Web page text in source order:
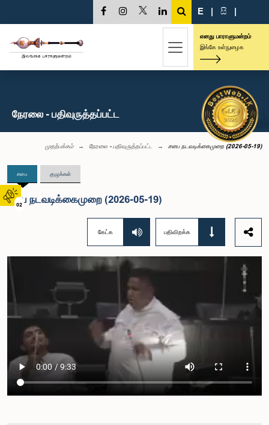
02
E | සි |
எனது பாராளுமன்றம்
இங்கே உள்நுழைக
நேரலை - பதிவுருத்தப்பட்ட
முதற்பக்கம் நேரலை - பதிவுருத்தப்பட்ட சபை நடவடிக்கைமுறை (2026-05-19)
சபை குழுக்கள்
சபை நடவடிக்கைமுறை (2026-05-19)
கேட்க பதிவிறக்க